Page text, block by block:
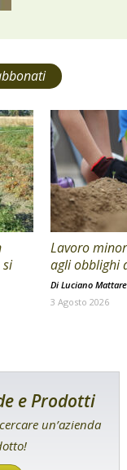
Lavoro
agli obblighi
Di Luciano
3 Agosto 2026
e Prodotti
un’azienda